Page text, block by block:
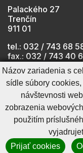
Palackého 27
Trenčín
911 01
tel.: 032 / 743 68
fax.: 032 / 743 40
e-mail:
Cookies nastavenie
Cookies - viac informácií
Technický
Názov zariadenia s
sídle súbory
návštevnosti
zobrazenia
použitím
Prijať cookies